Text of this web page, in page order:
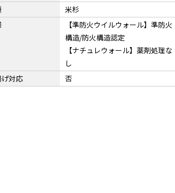
米杉
【準防火ウイルウォール】準防火
構造/防火構造認定
【ナチュレウォール】薬剤処理な
し
対応
否